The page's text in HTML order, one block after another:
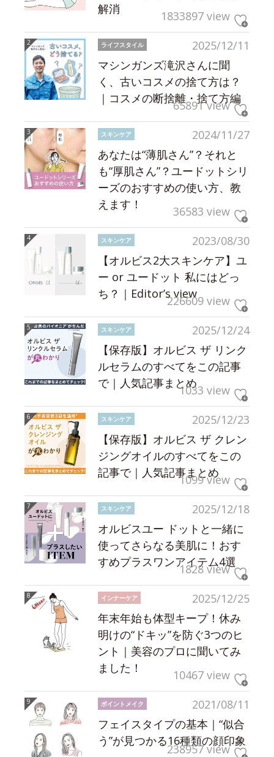
解消
1833897 view
2025/12/11
ライフスタイル
マシンガンズ滝沢さんに聞
く、古いコスメの捨て方は？
｜コスメの断捨離・捨て方編
65891 view
2024/11/27
スキンケア
あなたは“薄肌さん”？それと
も“厚肌さん”？ユードットシリ
ーズのおすすめの使い方、教
えます！
36583 view
2023/08/30
スキンケア
【オルビス2大スキンケア】ユ
ー or ユードット 私にはどっ
ち？｜Editor’s view226609 view
2025/12/24
スキンケア
【保存版】オルビス ザ リンク
ルセラムのすべてをこの記事
で｜人気記事まとめ1033 view
2025/12/23
スキンケア
【保存版】オルビス ザ クレン
ジングオイルのすべてをこの
記事で｜人気記事まとめ
1099 view
2025/12/18
スキンケア
オルビスユー ドットと一緒に
使ってさらなる美肌に！おす
すめプラスワンアイテム4選
1828 view
2025/12/25
インナーケア
年末年始も体型キープ！休み
明けの“ドキッ”を防ぐ3つのヒ
ント｜美容のプロに聞いてみ
ました！
10467 view
2021/08/11
ポイントメイク
フェイスタイプの基本｜“似合
う”が見つかる16種類の顔印象
238957 view